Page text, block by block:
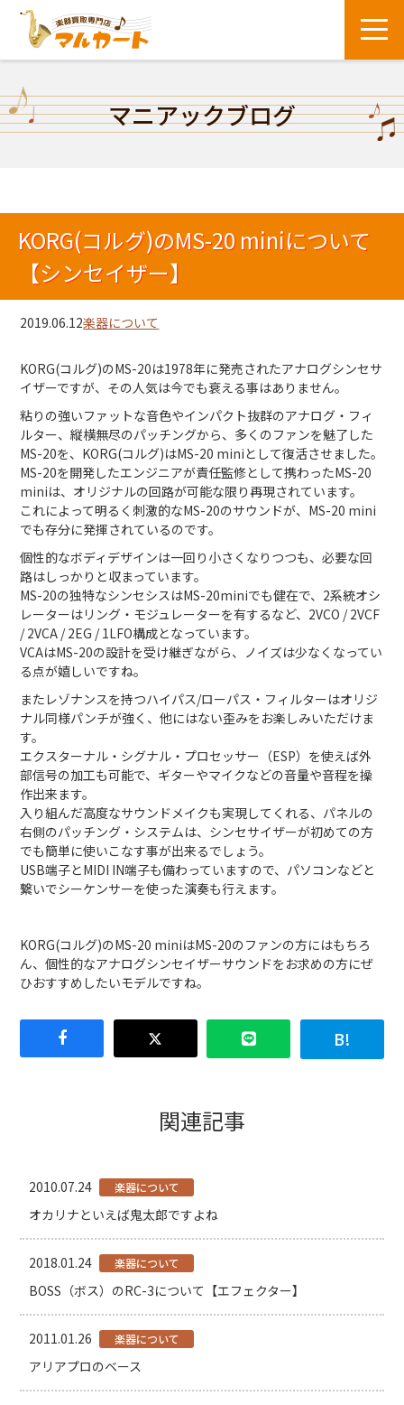
マニアックブログ
KORG(コルグ)のMS-20 miniについて
【シンセイザー】
2019.06.12楽器について
KORG(コルグ)のMS-20は1978年に発売されたアナログシンセサ
イザーですが、その人気は今でも衰える事はありません。
粘りの強いファットな音色やインパクト抜群のアナログ・フィ
ルター、縦横無尽のパッチングから、多くのファンを魅了した
MS-20を、KORG(コルグ)はMS-20 miniとして復活させました。
MS-20を開発したエンジニアが責任監修として携わったMS-20
miniは、オリジナルの回路が可能な限り再現されています。
これによって明るく刺激的なMS-20のサウンドが、MS-20 mini
でも存分に発揮されているのです。
個性的なボディデザインは一回り小さくなりつつも、必要な回
路はしっかりと収まっています。
MS-20の独特なシンセシスはMS-20miniでも健在で、2系統オシ
レーターはリング・モジュレーターを有するなど、2VCO / 2VCF
/ 2VCA / 2EG / 1LFO構成となっています。
VCAはMS-20の設計を受け継ぎながら、ノイズは少なくなってい
る点が嬉しいですね。
またレゾナンスを持つハイパス/ローパス・フィルターはオリジ
ナル同様パンチが強く、他にはない歪みをお楽しみいただけま
す。
エクスターナル・シグナル・プロセッサー（ESP）を使えば外
部信号の加工も可能で、ギターやマイクなどの音量や音程を操
作出来ます。
入り組んだ高度なサウンドメイクも実現してくれる、パネルの
右側のパッチング・システムは、シンセサイザーが初めての方
でも簡単に使いこなす事が出来るでしょう。
USB端子とMIDI IN端子も備わっていますので、パソコンなどと
繋いでシーケンサーを使った演奏も行えます。
KORG(コルグ)のMS-20 miniはMS-20のファンの方にはもちろ
ん、個性的なアナログシンセイザーサウンドをお求めの方にぜ
ひおすすめしたいモデルですね。
関連記事
2010.07.24 楽器について
オカリナといえば鬼太郎ですよね
2018.01.24 楽器について
BOSS（ボス）のRC-3について【エフェクター】
2011.01.26 楽器について
アリアプロのベース